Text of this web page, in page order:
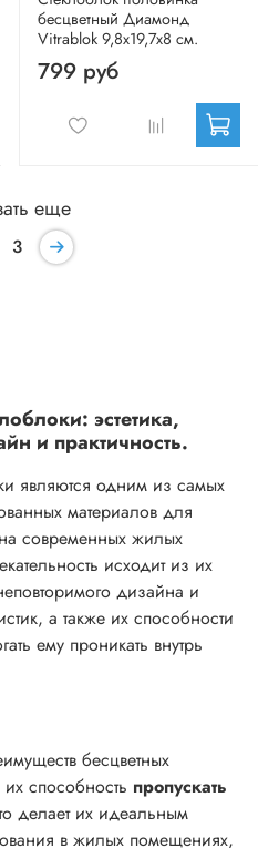
бесцветный Диамонд
Vitrablok 9,8x19,7x8 см.
799 руб
еще
3
эстетика,
и практичность.
являются одним из самых
материалов для
современных жилых
исходит из их
дизайна и
а также их способности
ему проникать внутрь
бесцветных
их способность пропускать
делает их идеальным
в жилых помещениях,